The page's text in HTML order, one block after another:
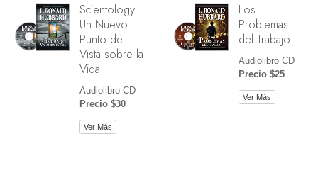
Scientology:
Un Nuevo
Punto de
Vista sobre la
Vida
Audiolibro CD
Precio $30
Ver Más
Los
Problemas
del Trabajo
Audiolibro CD
Precio $25
Ver Más